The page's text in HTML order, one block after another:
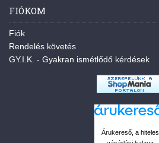
FIÓKOM
Fiók
Rendelés követés
GY.I.K. - Gyakran ismétlődő kérdések
Árukereső, a hiteles